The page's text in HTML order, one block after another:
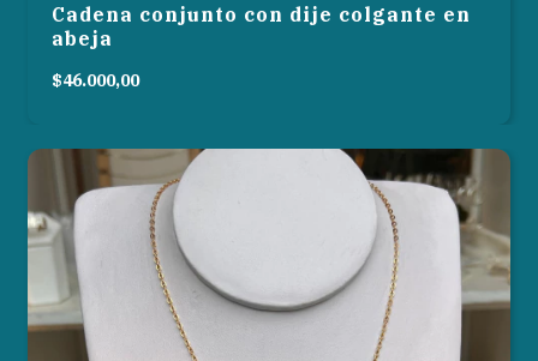
Cadena conjunto con dije colgante en
abeja
$46.000,00